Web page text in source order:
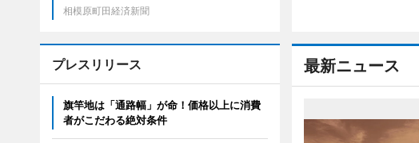
最新ニュース
相模原町田経済新聞
プレスリリース
旗竿地は「通路幅」が命！価格以上に消費
者がこだわる絶対条件